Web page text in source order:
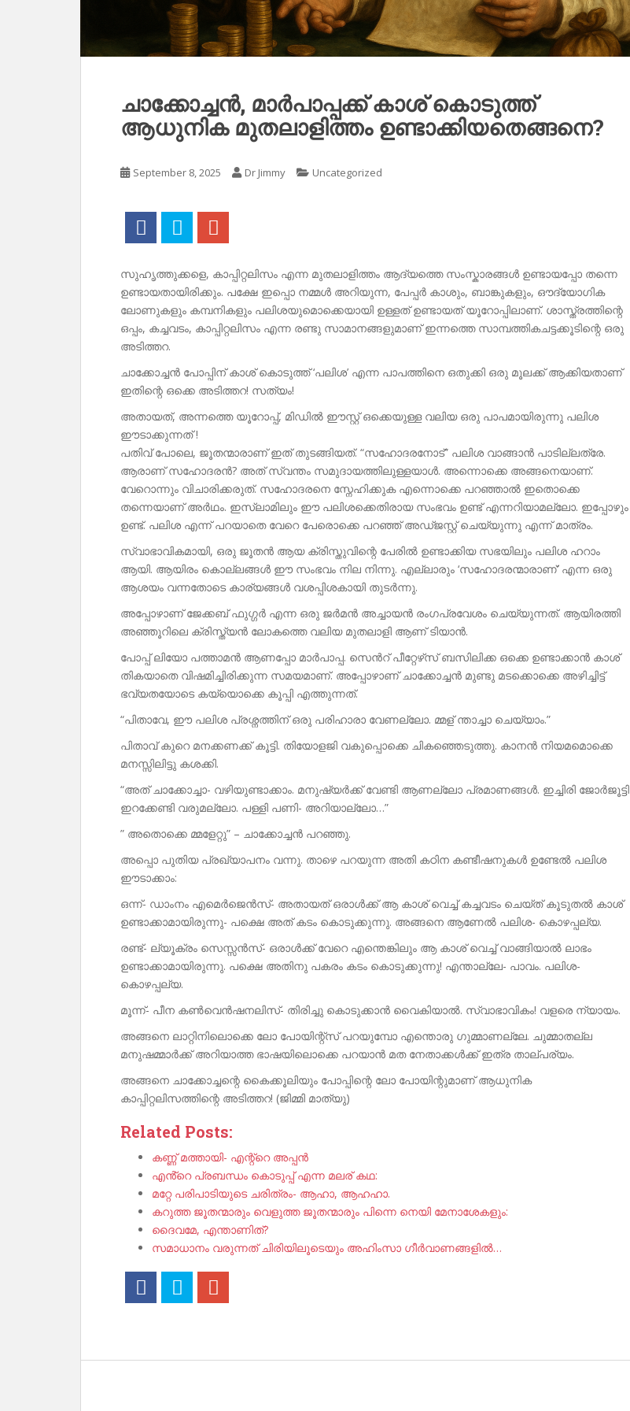
ചാക്കോച്ചൻ, മാർപാപ്പക്ക് കാശ് കൊടുത്ത്
ആധുനിക മുതലാളിത്തം ഉണ്ടാക്കിയതെങ്ങനെ?
September 8, 2025 Dr Jimmy Uncategorized
സുഹൃത്തുക്കളെ, കാപ്പിറ്റലിസം എന്ന മുതലാളിത്തം ആദ്യത്തെ സംസ്കാരങ്ങൾ ഉണ്ടായപ്പോ തന്നെ
ഉണ്ടായതായിരിക്കും. പക്ഷേ ഇപ്പൊ നമ്മൾ അറിയുന്ന, പേപ്പർ കാശും, ബാങ്കുകളും, ഔദ്യോഗിക
ലോണുകളും കമ്പനികളും പലിശയുമൊക്കെയായി ഉള്ളത് ഉണ്ടായത് യൂറോപ്പിലാണ്. ശാസ്ത്രത്തിന്റെ
ഒപ്പം, കച്ചവടം, കാപ്പിറ്റലിസം എന്ന രണ്ടു സാമാനങ്ങളുമാണ് ഇന്നത്തെ സാമ്പത്തികചട്ടക്കൂടിന്റെ ഒരു
അടിത്തറ.
ചാക്കോച്ചൻ പോപ്പിന് കാശ് കൊടുത്ത് ‘പലിശ’ എന്ന പാപത്തിനെ ഒതുക്കി ഒരു മൂലക്ക് ആക്കിയതാണ്
ഇതിന്റെ ഒക്കെ അടിത്തറ! സത്യം!
അതായത്, അന്നത്തെ യൂറോപ്പ്, മിഡിൽ ഈസ്റ്റ് ഒക്കെയുള്ള വലിയ ഒരു പാപമായിരുന്നു പലിശ
ഈടാക്കുന്നത് !
പതിവ് പോലെ, ജൂതന്മാരാണ് ഇത് തുടങ്ങിയത്. “സഹോദരനോട്” പലിശ വാങ്ങാൻ പാടില്ലത്രേ.
ആരാണ് സഹോദരൻ? അത് സ്വന്തം സമുദായത്തിലുള്ളയാൾ. അന്നൊക്കെ അങ്ങനെയാണ്.
വേറൊന്നും വിചാരിക്കരുത്. സഹോദരനെ സ്നേഹിക്കുക എന്നൊക്കെ പറഞ്ഞാൽ ഇതൊക്കെ
തന്നെയാണ് അർഥം. ഇസ്ലാമിലും ഈ പലിശക്കെതിരായ സംഭവം ഉണ്ട് എന്നറിയാമല്ലോ. ഇപ്പോഴും
ഉണ്ട്. പലിശ എന്ന് പറയാതെ വേറെ പേരൊക്കെ പറഞ്ഞ് അഡ്ജസ്റ്റ് ചെയ്യുന്നു എന്ന് മാത്രം.
സ്വാഭാവികമായി, ഒരു ജൂതൻ ആയ ക്രിസ്തുവിന്റെ പേരിൽ ഉണ്ടാക്കിയ സഭയിലും പലിശ ഹറാം
ആയി. ആയിരം കൊല്ലങ്ങൾ ഈ സംഭവം നില നിന്നു. എല്ലാരും ‘സഹോദരന്മാരാണ്’ എന്ന ഒരു
ആശയം വന്നതോടെ കാര്യങ്ങൾ വശപ്പിശകായി തുടർന്നു.
അപ്പോഴാണ് ജേക്കബ് ഫുഗ്ഗർ എന്ന ഒരു ജർമൻ അച്ചായൻ രംഗപ്രവേശം ചെയ്യുന്നത്. ആയിരത്തി
അഞ്ഞൂറിലെ ക്രിസ്ത്യൻ ലോകത്തെ വലിയ മുതലാളി ആണ് ടിയാൻ.
പോപ്പ് ലിയോ പത്താമൻ ആണപ്പോ മാർപാപ്പ. സെൻറ് പീറ്റേഴ്‌സ് ബസിലിക്ക ഒക്കെ ഉണ്ടാക്കാൻ കാശ്
തികയാതെ വിഷമിച്ചിരിക്കുന്ന സമയമാണ്. അപ്പോഴാണ് ചാക്കോച്ചൻ മുണ്ടു മടക്കൊക്കെ അഴിച്ചിട്ട്
ഭവ്യതയോടെ കയ്യൊക്കെ കൂപ്പി എത്തുന്നത്.
“പിതാവേ, ഈ പലിശ പ്രശ്നത്തിന് ഒരു പരിഹാരാ വേണല്ലോ. മ്മള് ന്താച്ചാ ചെയ്യാം.”
പിതാവ് കുറെ മനക്കണക്ക് കൂട്ടി. തിയോളജി വകുപ്പൊക്കെ ചികഞ്ഞെടുത്തു. കാനൻ നിയമമൊക്കെ
മനസ്സിലിട്ടു കശക്കി.
“അത് ചാക്കോച്ചാ- വഴിയുണ്ടാക്കാം. മനുഷ്യർക്ക് വേണ്ടി ആണല്ലോ പ്രമാണങ്ങൾ. ഇച്ചിരി ജോർജൂട്ടി
ഇറക്കേണ്ടി വരുമല്ലോ. പള്ളി പണി- അറിയാല്ലോ…”
” അതൊക്കെ മ്മളേറ്റു” – ചാക്കോച്ചൻ പറഞ്ഞു.
അപ്പൊ പുതിയ പ്രഖ്യാപനം വന്നു. താഴെ പറയുന്ന അതി കഠിന കണ്ടീഷനുകൾ ഉണ്ടേൽ പലിശ
ഈടാക്കാം:
ഒന്ന്- ഡാംനം എമെർജെൻസ്- അതായത് ഒരാൾക്ക് ആ കാശ് വെച്ച് കച്ചവടം ചെയ്ത് കൂടുതൽ കാശ്
ഉണ്ടാക്കാമായിരുന്നു- പക്ഷെ അത് കടം കൊടുക്കുന്നു. അങ്ങനെ ആണേൽ പലിശ- കൊഴപ്പല്യ.
രണ്ട്- ല്യൂക്രം സെസ്സൻസ്- ഒരാൾക്ക് വേറെ എന്തെങ്കിലും ആ കാശ് വെച്ച് വാങ്ങിയാൽ ലാഭം
ഉണ്ടാക്കാമായിരുന്നു. പക്ഷെ അതിനു പകരം കടം കൊടുക്കുന്നു! എന്താല്ലേ- പാവം. പലിശ-
കൊഴപ്പല്യ.
മൂന്ന്- പീന കൺവെൻഷനലിസ്- തിരിച്ചു കൊടുക്കാൻ വൈകിയാൽ. സ്വാഭാവികം! വളരെ ന്യായം.
അങ്ങനെ ലാറ്റിനിലൊക്കെ ലോ പോയിന്റ്സ് പറയുമ്പോ എന്തൊരു ഗുമ്മാണല്ലേ. ചുമ്മാതല്ല
മനുഷമ്മാർക്ക് അറിയാത്ത ഭാഷയിലൊക്കെ പറയാൻ മത നേതാക്കൾക്ക് ഇത്ര താല്പര്യം.
അങ്ങനെ ചാക്കോച്ചന്റെ കൈക്കൂലിയും പോപ്പിന്റെ ലോ പോയിന്റുമാണ് ആധുനിക
കാപ്പിറ്റലിസത്തിന്റെ അടിത്തറ! (ജിമ്മി മാത്യു)
Related Posts:
കണ്ണ് മത്തായി- എന്റ്റെ അപ്പൻ
എൻ്റെ പ്രബന്ധം കൊടുപ്പ് എന്ന മലര് കഥ:
മറ്റേ പരിപാടിയുടെ ചരിത്രം- ആഹാ, ആഹഹാ.
കറുത്ത ജൂതന്മാരും വെളുത്ത ജൂതന്മാരും പിന്നെ നെയി മേനാശേകളും:
ദൈവമേ, എന്താണിത്?
സമാധാനം വരുന്നത് ചിരിയിലൂടെയും അഹിംസാ ഗീർവാണങ്ങളിൽ…